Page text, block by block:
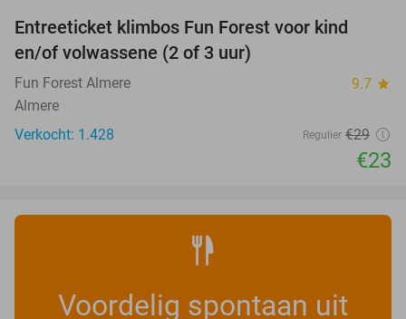
Entreeticket klimbos Fun Forest voor kind
en/of volwassene (2 of 3 uur)
Fun Forest Almere 9.7 star
Almere
Verkocht: 1.428
Regulier €29
€23
Voordelig spontaan uit